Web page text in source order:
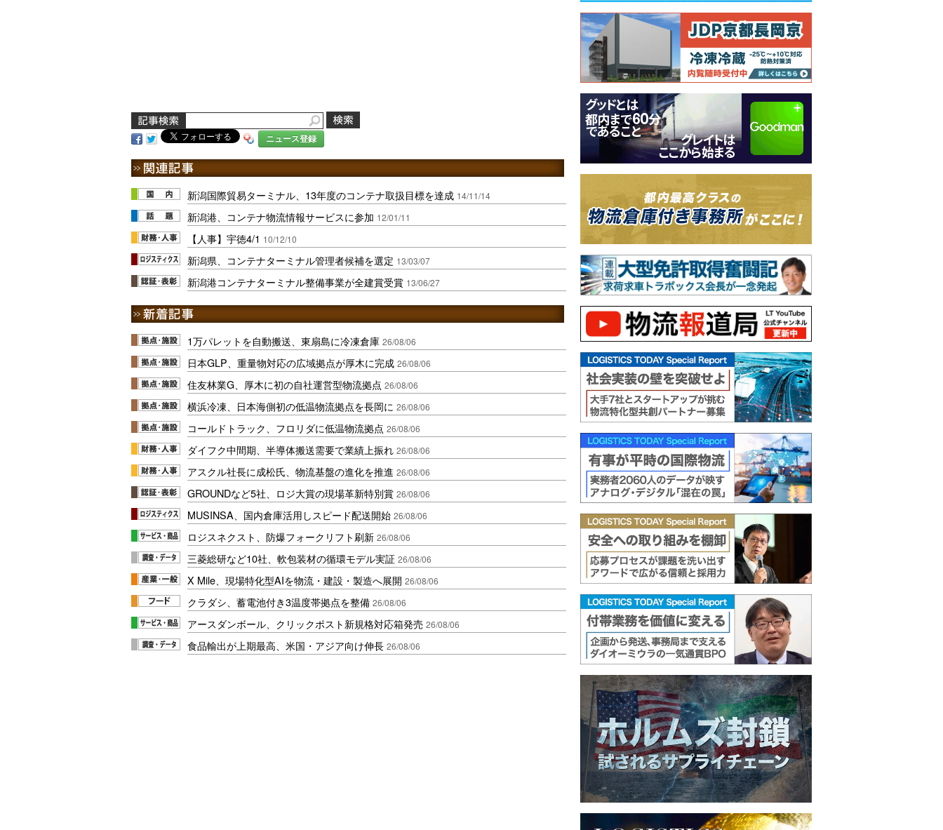
ニュース登録
新潟国際貿易ターミナル、13年度のコンテナ取扱目標を達成 14/11/14
新潟港、コンテナ物流情報サービスに参加 12/01/11
【人事】宇徳4/1 10/12/10
新潟県、コンテナターミナル管理者候補を選定 13/03/07
新潟港コンテナターミナル整備事業が全建賞受賞 13/06/27
1万パレットを自動搬送、東扇島に冷凍倉庫 26/08/06
日本GLP、重量物対応の広域拠点が厚木に完成 26/08/06
住友林業G、厚木に初の自社運営型物流拠点 26/08/06
横浜冷凍、日本海側初の低温物流拠点を長岡に 26/08/06
コールドトラック、フロリダに低温物流拠点 26/08/06
ダイフク中間期、半導体搬送需要で業績上振れ 26/08/06
アスクル社長に成松氏、物流基盤の進化を推進 26/08/06
GROUNDなど5社、ロジ大賞の現場革新特別賞 26/08/06
MUSINSA、国内倉庫活用しスピード配送開始 26/08/06
ロジスネクスト、防爆フォークリフト刷新 26/08/06
三菱総研など10社、軟包装材の循環モデル実証 26/08/06
X Mile、現場特化型AIを物流・建設・製造へ展開 26/08/06
クラダシ、蓄電池付き3温度帯拠点を整備 26/08/06
アースダンボール、クリックポスト新規格対応箱発売 26/08/06
食品輸出が上期最高、米国・アジア向け伸長 26/08/06